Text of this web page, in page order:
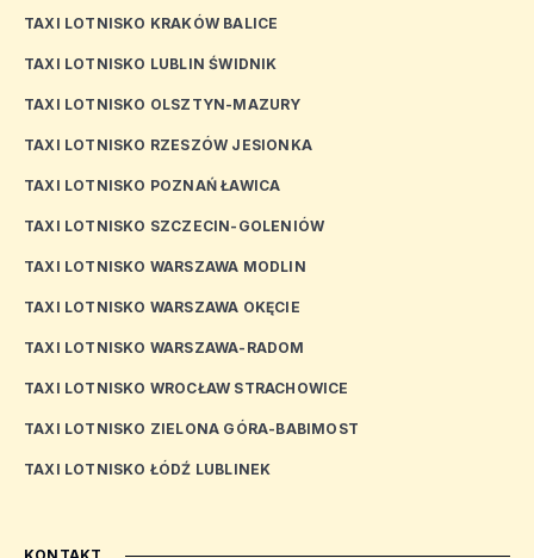
TAXI LOTNISKO KRAKÓW BALICE
TAXI LOTNISKO LUBLIN ŚWIDNIK
TAXI LOTNISKO OLSZTYN-MAZURY
TAXI LOTNISKO RZESZÓW JESIONKA
TAXI LOTNISKO POZNAŃ ŁAWICA
TAXI LOTNISKO SZCZECIN-GOLENIÓW
TAXI LOTNISKO WARSZAWA MODLIN
TAXI LOTNISKO WARSZAWA OKĘCIE
TAXI LOTNISKO WARSZAWA-RADOM
TAXI LOTNISKO WROCŁAW STRACHOWICE
TAXI LOTNISKO ZIELONA GÓRA-BABIMOST
TAXI LOTNISKO ŁÓDŹ LUBLINEK